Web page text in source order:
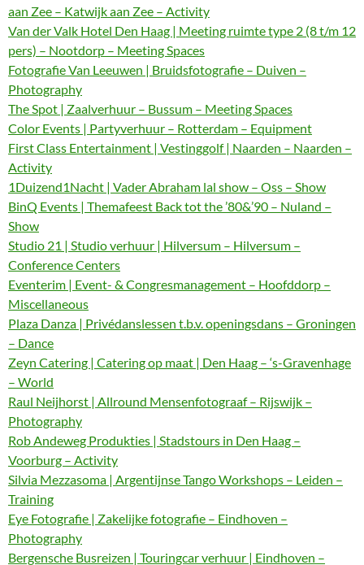
aan Zee – Katwijk aan Zee – Activity
Van der Valk Hotel Den Haag | Meeting ruimte type 2 (8 t/m 12
pers) – Nootdorp – Meeting Spaces
Fotografie Van Leeuwen | Bruidsfotografie – Duiven –
Photography
The Spot | Zaalverhuur – Bussum – Meeting Spaces
Color Events | Partyverhuur – Rotterdam – Equipment
First Class Entertainment | Vestinggolf | Naarden – Naarden –
Activity
1Duizend1Nacht | Vader Abraham lal show – Oss – Show
BinQ Events | Themafeest Back tot the ’80&’90 – Nuland –
Show
Studio 21 | Studio verhuur | Hilversum – Hilversum –
Conference Centers
Eventerim | Event- & Congresmanagement – Hoofddorp –
Miscellaneous
Plaza Danza | Privédanslessen t.b.v. openingsdans – Groningen
– Dance
Zeyn Catering | Catering op maat | Den Haag – ‘s-Gravenhage
– World
Raul Neijhorst | Allround Mensenfotograaf – Rijswijk –
Photography
Rob Andeweg Produkties | Stadstours in Den Haag –
Voorburg – Activity
Silvia Mezzasoma | Argentijnse Tango Workshops – Leiden –
Training
Eye Fotografie | Zakelijke fotografie – Eindhoven –
Photography
Bergensche Busreizen | Touringcar verhuur | Eindhoven –